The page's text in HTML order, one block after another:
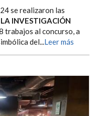
se realizaron las
INVESTIGACIÓN
trabajos al concurso, a
del...Leer más